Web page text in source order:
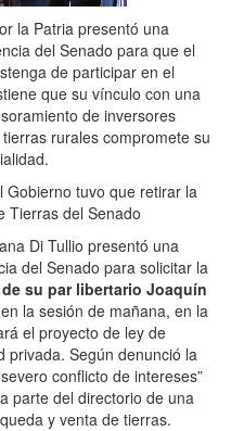
la Patria presentó una
del Senado para que el
de participar en el
que su vínculo con una
de inversores
rurales compromete su
Gobierno tuvo que retirar la
Tierras del Senado
Di Tullio presentó una
del Senado para solicitar la
su par libertario Joaquín
la sesión de mañana, en la
el proyecto de ley de
privada. Según denunció la
conflicto de intereses”
parte del directorio de una
y venta de tierras.